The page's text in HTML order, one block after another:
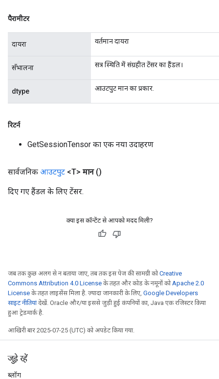
पैरामीटर
दायरा वर्तमान दायरा
सँभालना सत्र स्थिति में संग्रहीत टेंसर का हैंडल।
dtype आउटपुट मान का प्रकार.
रिटर्न
GetSessionTensor का एक नया उदाहरण
सार्वजनिक आउटपुट <T> मान ()
दिए गए हैंडल के लिए टेंसर.
क्या इस कॉन्टेंट से आपको मदद मिली?
जब तक कुछ अलग से न बताया जाए, तब तक इस पेज की सामग्री कोCreative
Commons Attribution 4.0 License के तहत और कोड के नमूनों को Apache 2.0
License के तहत लाइसेंस मिला है. ज़्यादा जानकारी के लिए, Google Developers
साइट नीतियांदेखें. Oracle और/या इससे जुड़ी हुई कंपनियों का, Java एक रजिस्टर किया
हुआ ट्रेडमार्क है.
आखिरी बार 2025-07-25 (UTC) को अपडेट किया गया.
जुड़े रहें
ब्लॉग